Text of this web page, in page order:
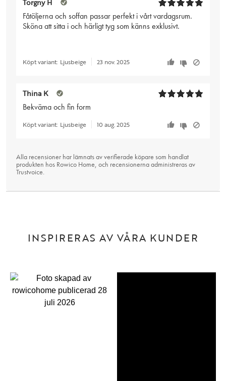
Torgny H
Fåtöljerna och soffan passar perfekt i vårt vardagsrum.
Sköna att sitta i och härligt tyg som känns exklusivt.
Köpt variant: Ljusbeige 23 nov. 2025
Thina K
Bekväma och fin form
Köpt variant: Ljusbeige 10 aug. 2025
Alla recensioner har lämnats av verifierade köpare som handlat
produkten hos Rowico Home, och recensionerna administreras av
Trustvoice.
INSPIRERAS AV VÅRA KUNDER